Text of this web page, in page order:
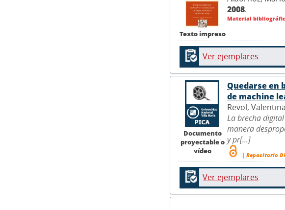
Texto impreso
2008.
Material
Ver ejemplares
Documento
proyectable o
vídeo
Quedarse en
de machine
Revol,
La brecha
manera
y pr[...]
| Repositorio
Ver ejemplares